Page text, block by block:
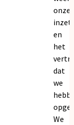
onze
inzet
en
het
dat
we
We